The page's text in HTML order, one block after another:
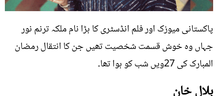
پاکستانی میوزک اور فلم انڈسٹری کا بڑا نام ملکہ ترنم نور
جہاں وہ خوش قسمت شخصیت تھیں جن کا انتقال رمضان
المبارک کی 27ویں شب کو ہوا تھا۔
بلال خان